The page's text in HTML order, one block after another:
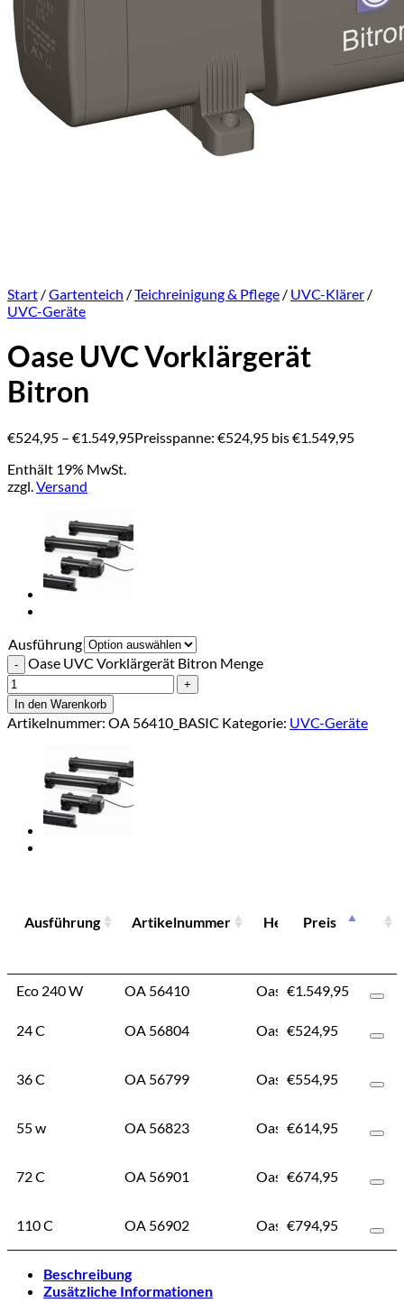
Start /Gartenteich /Teichreinigung & Pflege / UVC-Klärer /
UVC-Geräte
Oase UVC Vorklärgerät
Bitron
€524,95 – €1.549,95Preisspanne: €524,95 bis €1.549,95
Enthält 19% MwSt.
zzgl.Versand
Ausführung
Oase UVC Vorklärgerät Bitron Menge
In den Warenkorb
Artikelnummer: OA 56410_BASIC Kategorie: UVC-Geräte
Ausführung Artikelnummer Hersteller
Ausführung Artikelnummer Hersteller
Eco 240 W OA 56410 Oase
24 C OA 56804 Oase
36 C OA 56799 Oase
55 w OA 56823 Oase
72 C OA 56901 Oase
110 C OA 56902 Oase
Ausführung
Eco 240 W
24 C
36 C
55 w
72 C
110 C
Preis
€1.549,95
€524,95
€554,95
€614,95
€674,95
€794,95
Beschreibung
Zusätzliche Informationen